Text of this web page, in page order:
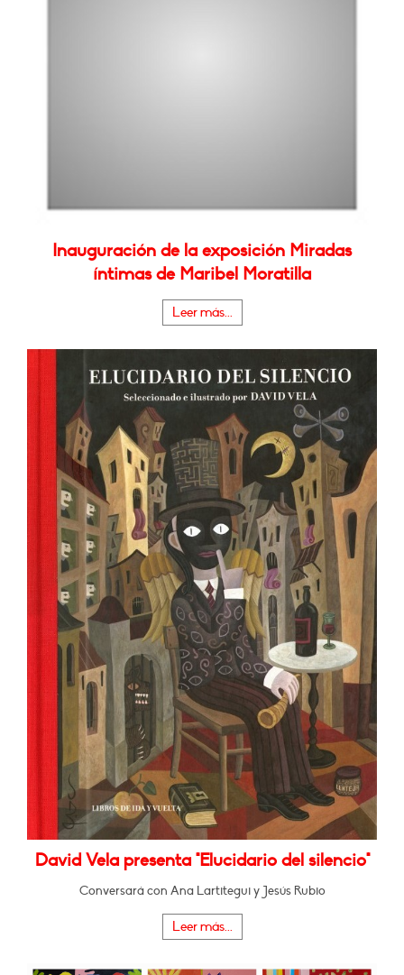
Inauguración de la exposición Miradas
íntimas de Maribel Moratilla
Leer más...
David Vela presenta "Elucidario del silencio"
Conversará con Ana Lartitegui y Jesús Rubio
Leer más...